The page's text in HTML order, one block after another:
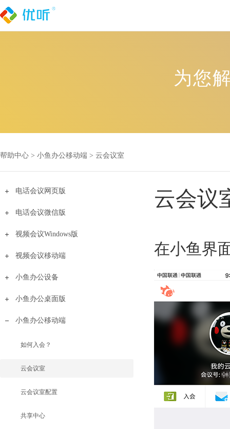
为您
帮助中心 > 小鱼办公移动端 > 云会议室
电话会议网页版
电话会议微信版
视频会议Windows版
视频会议移动端
小鱼办公设备
小鱼办公桌面版
小鱼办公移动端
如何入会？
云会议室
云会议室配置
共享中心
云会议
在小鱼界